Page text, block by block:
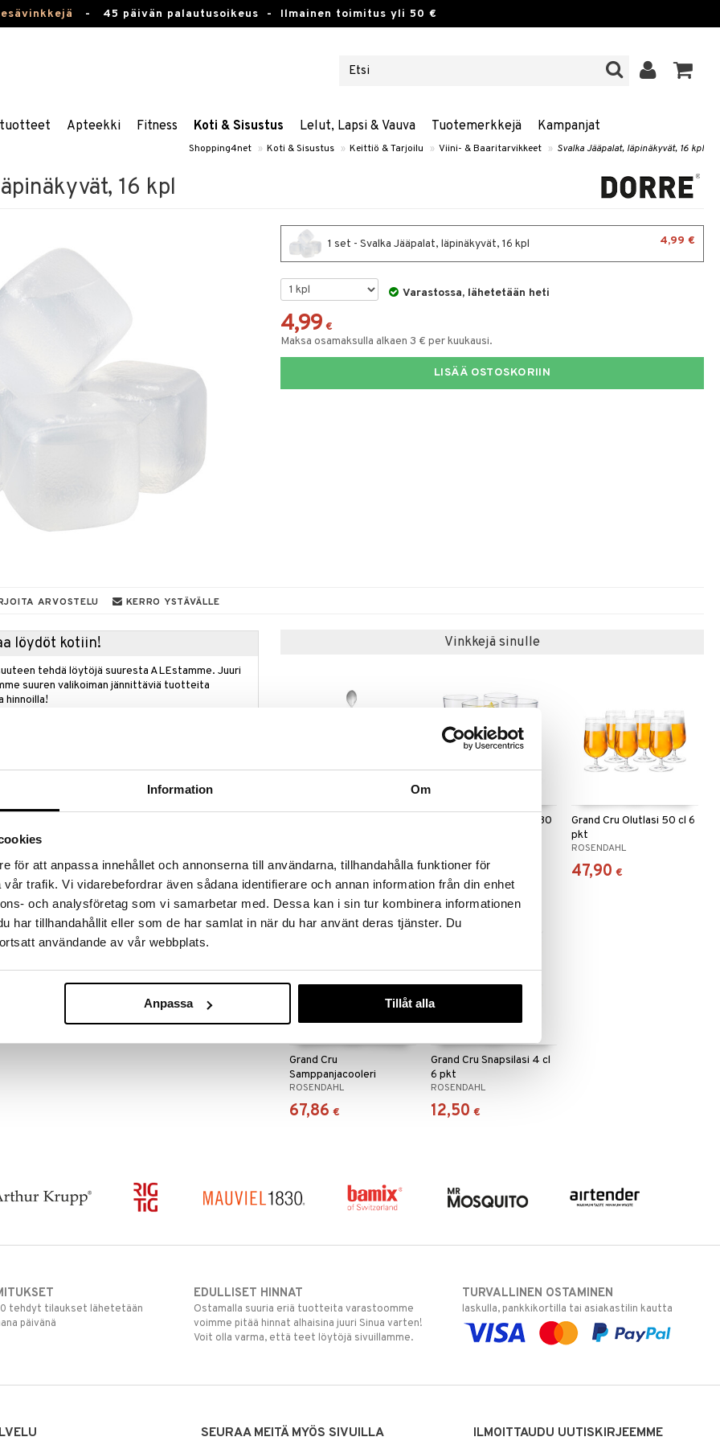
Information Om
för att anpassa innehållet och annonserna till användarna, tillhandahålla funktioner för
trafik. Vi vidarebefordrar även sådana identifierare och annan information från din enhet
och analysföretag som vi samarbetar med. Dessa kan i sin tur kombinera informationen
har tillhandahållit eller som de har samlat in när du har använt deras tjänster. Du
användande av vår webbplats.
Anpassa Tillåt alla
- 45 päivän palautusoikeus - Ilmainen toimitus yli 50 €
Apteekki Fitness Koti & Sisustus Lelut, Lapsi & Vauva Tuotemerkkejä Kampanjat
Shopping4net » Koti & Sisustus » Keittiö & Tarjoilu » Viini- & Baaritarvikkeet » Svalka Jääpalat, läpinäkyvät, 16 kpl
16 kpl
1 set - Svalka Jääpalat, läpinäkyvät, 16 kpl 4,99 €
Varastossa, lähetetään heti
4,99 €
Maksa osamaksulla alkaen 3 € per kuukausi.
LISÄÄ OSTOSKORIIN
ARVOSTELU KERRO YSTÄVÄLLE
löydöt kotiin!
tehdä löytöjä suuresta ALEstamme. Juuri
suuren valikoiman jännittäviä tuotteita
hinnoilla!
Vinkkejä sinulle
13,81 €
Grand Cru Korkea lasi 30
16,80 €
Grand Cru Olutlasi 50 cl 6
pkt
ROSENDAHL
47,90 €
Grand Cru
Samppanjacooleri
ROSENDAHL
67,86 €
Grand Cru Snapsilasi 4 cl
6 pkt
ROSENDAHL
12,50 €
tehdyt tilaukset lähetetään
päivänä
EDULLISET HINNAT
Ostamalla suuria eriä tuotteita varastoomme
voimme pitää hinnat alhaisina juuri Sinua varten!
Voit olla varma, että teet löytöjä sivuillamme.
TURVALLINEN OSTAMINEN
laskulla, pankkikortilla tai asiakastilin kautta
SEURAA MEITÄ MYÖS SIVUILLA ILMOITTAUDU UUTISKIRJEEMME